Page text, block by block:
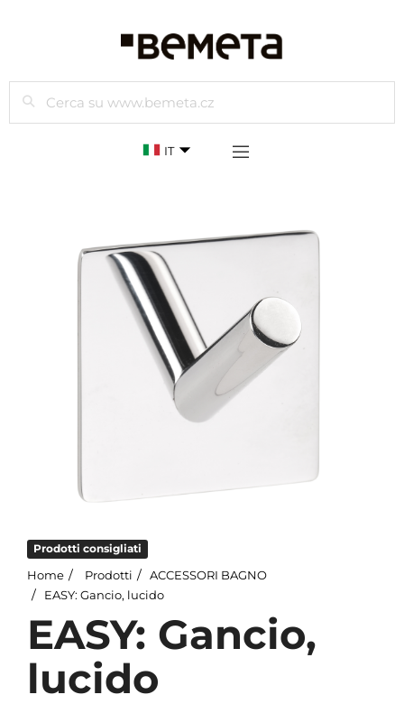
Cercare
IT
Prodotti consigliati
Home Prodotti
ACCESSORI BAGNO
EASY: Gancio, lucido
EASY: Gancio,
lucido